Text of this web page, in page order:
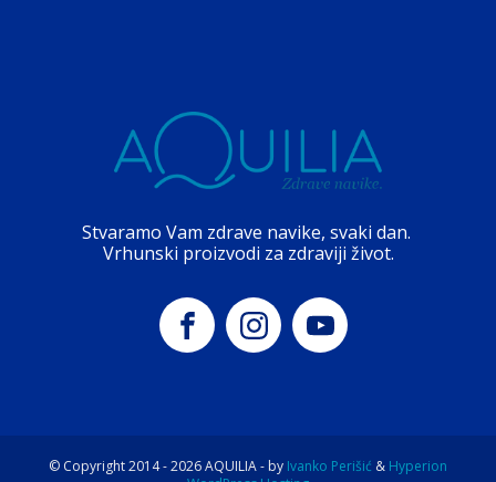
Stvaramo Vam zdrave navike, svaki dan.
Vrhunski proizvodi za zdraviji život.
© Copyright 2014 -2026AQUILIA - by Ivanko Perišić & Hyperion